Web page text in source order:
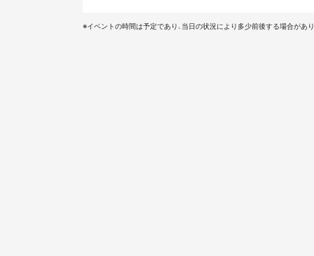
※イベントの時間は予定であり、当日の状況により多少前後する場合があ